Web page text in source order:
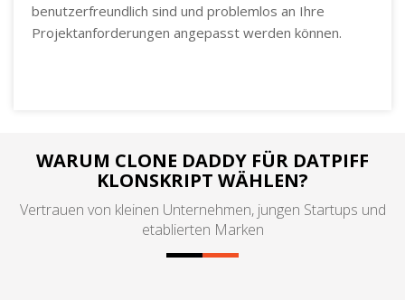
benutzerfreundlich sind und problemlos an Ihre
Projektanforderungen angepasst werden können.
WARUM CLONE DADDY FÜR DATPIFF
KLONSKRIPT WÄHLEN?
Vertrauen von kleinen Unternehmen, jungen Startups und
etablierten Marken